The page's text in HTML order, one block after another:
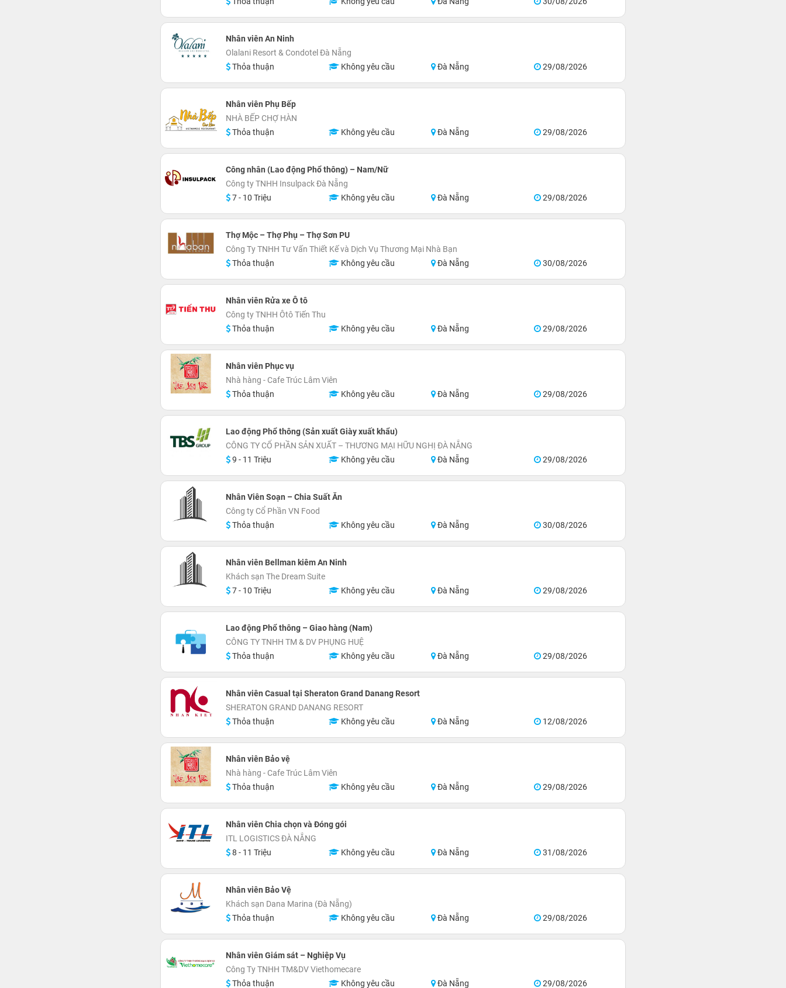
Nhân viên An Ninh
Olalani Resort & Condotel Đà Nẵng
Thỏa thuận
Không yêu cầu Đà Nẵng 29/08/2026
Nhân viên Phụ Bếp
NHÀ BẾP CHỢ HÀN
Thỏa thuận
Không yêu cầu Đà Nẵng 29/08/2026
Công nhân (Lao động Phổ thông) – Nam/Nữ
Công ty TNHH Insulpack Đà Nẵng
7 - 10 Triệu
Không yêu cầu Đà Nẵng 29/08/2026
Thợ Mộc – Thợ Phụ – Thợ Sơn PU
Công Ty TNHH Tư Vấn Thiết Kế và Dịch Vụ Thương Mại Nhà Bạn
Thỏa thuận
Không yêu cầu Đà Nẵng 30/08/2026
Nhân viên Rửa xe Ô tô
Công ty TNHH Ôtô Tiến Thu
Thỏa thuận
Không yêu cầu Đà Nẵng 29/08/2026
Nhân viên Phục vụ
Nhà hàng - Cafe Trúc Lâm Viên
Thỏa thuận
Không yêu cầu Đà Nẵng 29/08/2026
Lao động Phổ thông (Sản xuất Giày xuất khẩu)
CÔNG TY CỔ PHẦN SẢN XUẤT – THƯƠNG MẠI HỮU NGHỊ ĐÀ NẴNG
9 - 11 Triệu
Không yêu cầu Đà Nẵng 29/08/2026
Nhân Viên Soạn – Chia Suất Ăn
Công ty Cổ Phần VN Food
Thỏa thuận
Không yêu cầu Đà Nẵng 30/08/2026
Nhân viên Bellman kiêm An Ninh
Khách sạn The Dream Suite
7 - 10 Triệu
Không yêu cầu Đà Nẵng 29/08/2026
Lao động Phổ thông – Giao hàng (Nam)
CÔNG TY TNHH TM & DV PHỤNG HUỆ
Thỏa thuận
Không yêu cầu Đà Nẵng 29/08/2026
Nhân viên Casual tại Sheraton Grand Danang Resort
SHERATON GRAND DANANG RESORT
Thỏa thuận
Không yêu cầu Đà Nẵng 12/08/2026
Nhân viên Bảo vệ
Nhà hàng - Cafe Trúc Lâm Viên
Thỏa thuận
Không yêu cầu Đà Nẵng 29/08/2026
Nhân viên Chia chọn và Đóng gói
ITL LOGISTICS ĐÀ NẴNG
8 - 11 Triệu
Không yêu cầu Đà Nẵng 31/08/2026
Nhân viên Bảo Vệ
Khách sạn Dana Marina (Đà Nẵng)
Thỏa thuận
Không yêu cầu Đà Nẵng 29/08/2026
Nhân viên Giám sát – Nghiệp Vụ
Công Ty TNHH TM&DV Viethomecare
Thỏa thuận
Không yêu cầu Đà Nẵng 29/08/2026